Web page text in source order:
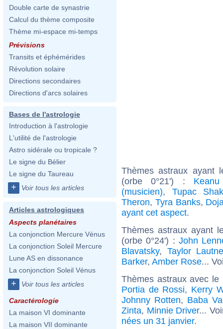
Double carte de synastrie
Calcul du thème composite
Thème mi-espace mi-temps
Prévisions
Transits et éphémérides
Révolution solaire
Directions secondaires
Directions d'arcs solaires
Bases de l'astrologie
Introduction à l'astrologie
L'utilité de l'astrologie
Astro sidérale ou tropicale ?
Le signe du Bélier
Le signe du Taureau
+ Voir tous les articles
Articles astrologiques
Aspects planétaires
La conjonction Mercure Vénus
La conjonction Soleil Mercure
Lune AS en dissonance
La conjonction Soleil Vénus
+ Voir tous les articles
Caractérologie
La maison VI dominante
La maison VII dominante
Thèmes astraux ayant
(orbe 0°21') :
(musicien), Tupac
Theron, Tyra Banks,
ayant cet aspect.
Thèmes astraux ayant
(orbe 0°24') : John
Blavatsky, Taylor
Barker, Amber Rose...
Thèmes astraux avec
Portia de Rossi, Kerry
Johnny Rotten, Baba
Zinta, Minnie Driver...
nées un 31 janvier.